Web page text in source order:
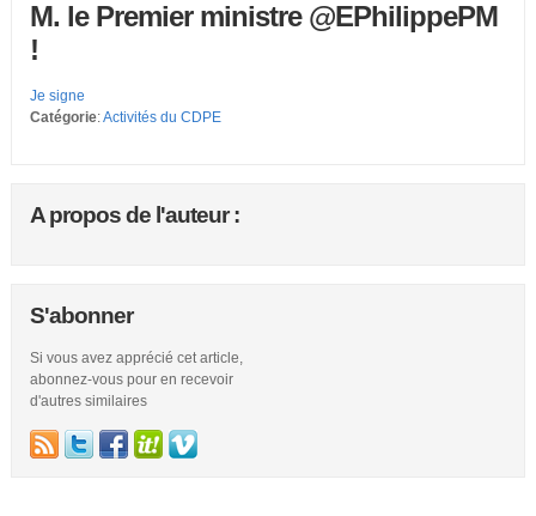
M. le Premier ministre @EPhilippePM
!
Je signe
Catégorie:Activités du CDPE
A propos de l'auteur :
S'abonner
Si vous avez apprécié cet article,
abonnez-vous pour en recevoir
d'autres similaires